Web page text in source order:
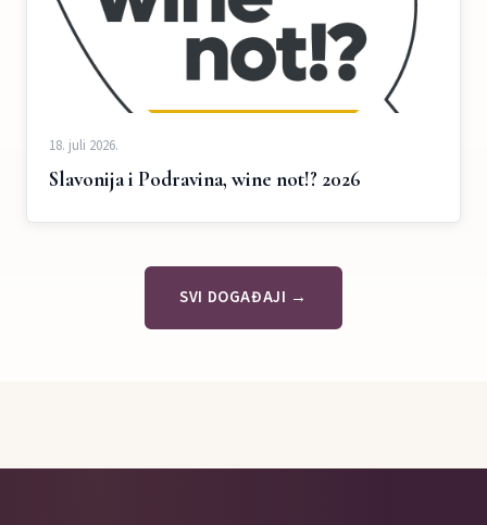
18. juli 2026.
Slavonija i Podravina, wine not!? 2026
SVI DOGAĐAJI →